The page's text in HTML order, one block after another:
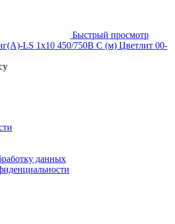
Быстрый просмотр
LS 1х10 450/750В С (м) Цветлит 00-
данных